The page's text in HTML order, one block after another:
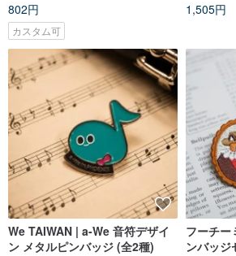
802円
カスタム可
1,505円
We TAIWAN | a-We 音符デザイ
ン メタルピンバッジ (全2種)
フーチー
ンバッジ